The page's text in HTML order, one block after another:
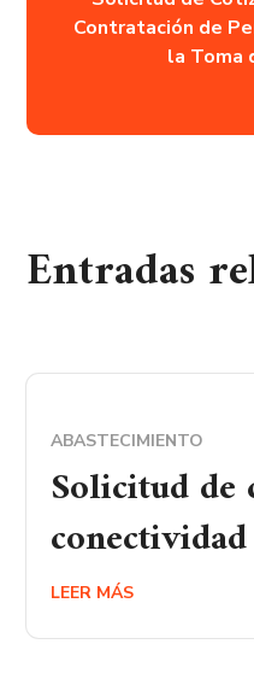
Contratación de
la Toma
Entradas
ABASTECIMIENTO
Solicitud de
LEER MÁS